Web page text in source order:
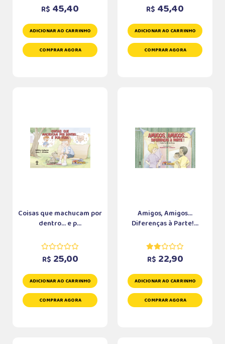
R$ 45,40
ADICIONAR AO CARRINHO
COMPRAR AGORA
R$ 45,40
ADICIONAR AO CARRINHO
COMPRAR AGORA
Coisas que machucam por
dentro... e p...
R$ 25,00
ADICIONAR AO CARRINHO
COMPRAR AGORA
Amigos, Amigos...
Diferenças à Parte!...
R$ 22,90
ADICIONAR AO CARRINHO
COMPRAR AGORA